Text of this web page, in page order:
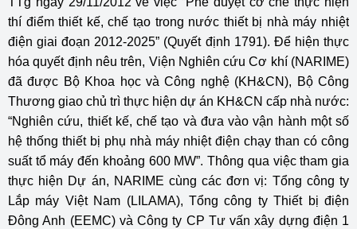
thí điểm thiết kế, chế tạo trong nước thiết bị nhà máy nhiệt
điện giai đoạn 2012-2025” (Quyết định 1791). Để hiện thực
hóa quyết định nêu trên, Viện Nghiên cứu Cơ khí (NARIME)
đã được Bộ Khoa học và Công nghệ (KH&CN), Bộ Công
Thương giao chủ trì thực hiện dự án KH&CN cấp nhà nước:
“Nghiên cứu, thiết kế, chế tạo và đưa vào vận hành một số
hệ thống thiết bị phụ nhà máy nhiệt điện chạy than có công
suất tổ máy đến khoảng 600 MW”. Thông qua việc tham gia
thực hiện Dự án, NARIME cùng các đơn vị: Tổng công ty
Lắp máy Việt Nam (LILAMA), Tổng công ty Thiết bị điện
Đông Anh (EEMC) và Công ty CP Tư vấn xây dựng điện 1